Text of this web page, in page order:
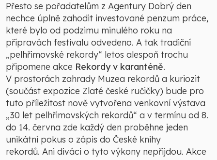
Přesto se pořadatelům z Agentury Dobrý den
nechce úplně zahodit investované penzum práce,
které bylo od podzimu minulého roku na
přípravách festivalu odvedeno. A tak tradiční
„pelhřimovské rekordy“ letos alespoň trochu
připomene akce Rekordy v karanténě.
V prostorách zahrady Muzea rekordů a kuriozit
(součást expozice Zlaté české ručičky) bude pro
tuto příležitost nově vytvořena venkovní výstava
„30 let pelhřimovských rekordů“ a v termínu od 8.
do 14. června zde každý den proběhne jeden
unikátní pokus o zápis do České knihy
rekordů. Ani diváci o tyto výkony nepřijdou. Akce